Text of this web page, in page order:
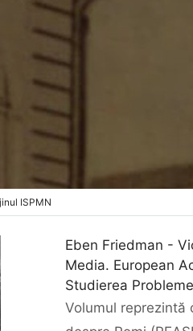
ISPMN
Eben Friedman -
Media. European
Studierea
Volumul reprezintă